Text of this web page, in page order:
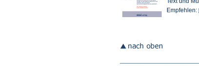
Empfehlen: